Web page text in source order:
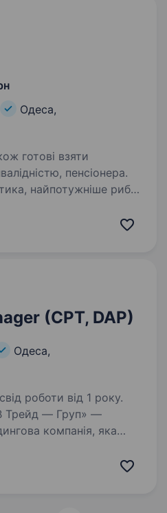
Одеса,
готові взяти
пенсіонера.
найпотужніше рибне
репутацією. Якщо
(CPT, DAP)
Одеса,
роботи від 1 року.
компанія, яка
продукцію партнерам